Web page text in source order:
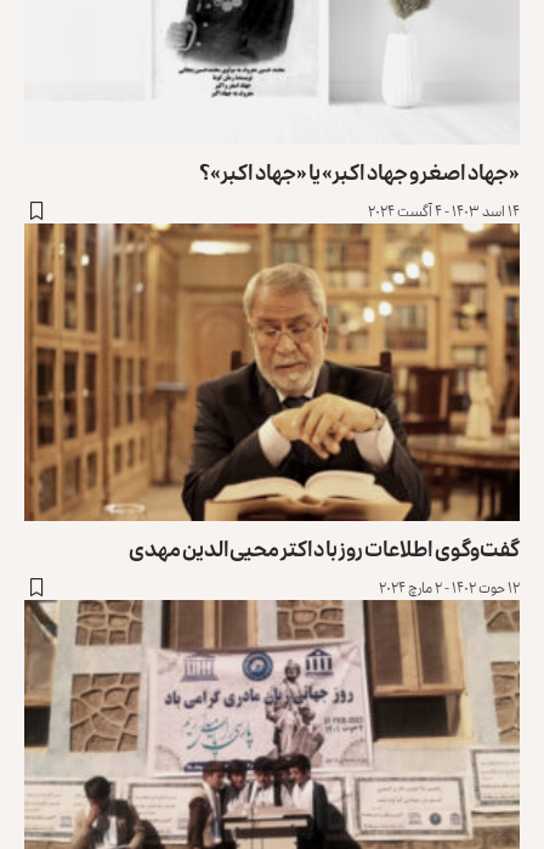
«جهاد اصغر و جهاد اکبر» یا «جهاد اکبر»؟
۱۴ اسد ۱۴۰۳ - ۴ آگست ۲۰۲۴
گفت‌وگوی اطلاعات روز با داکتر محیی‌الدین مهدی
۱۲ حوت ۱۴۰۲ - ۲ مارچ ۲۰۲۴